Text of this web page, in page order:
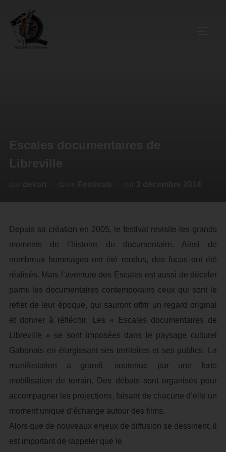
Depuis sa création en 2005, le festival revisite les grands
moments de l’histoire du documentaire. Ainsi de
nombreux hommages ont été rendus, des focus ont été
réalisés. Mais l’aventure des Escales est aussi de déceler
parmi les documentaires contemporains ceux qui sont le
reflet de leur époque, qui sauront offrir un regard original
et donner à réfléchir. Les « Escales documentaires de
Libreville » se sont imposées dans le paysage culturel
Gabonais en élargissant ses territoires et ses publics. La
manifestation a grandi, soutenue par une forte
mobilisation de terrain. Des débats sont organisés pour
accompagner les projections, faisant de chacune d’elle un
moment unique d’échange autour des films.
Alors que de nouveaux enjeux de diffusion se dessinent, il
est important de rappeler que le